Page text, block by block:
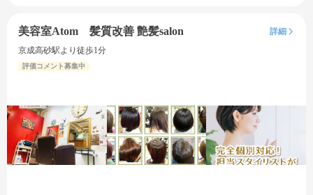
美容室Atom 髪質改善 艶髪salon
詳細
京成高砂駅より徒歩1分
評価コメント募集中